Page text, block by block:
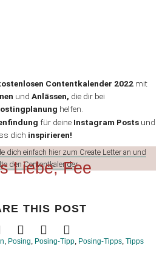
Contentkalender 2022 mit
und Anlässen, die dir bei
helfen.
für deine Instagram Posts und
dich inspirieren!
dich einfach hier zum Create Letter an und
den Contentkalender.
Liebe, Fee
THIS POST
, Posing, Posing-Tipp, Posing-Tipps, Tipps